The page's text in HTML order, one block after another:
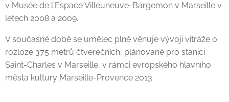
v Musée de l'Espace Villeuneuve-Bargemon v Marseille v
letech 2008 a 2009.
V současné době se umělec plně věnuje vývoji vitráže o
rozloze 375 metrů čtverečních, plánované pro stanici
Saint-Charles v Marseille, v rámci evropského hlavního
města kultury Marseille-Provence 2013.